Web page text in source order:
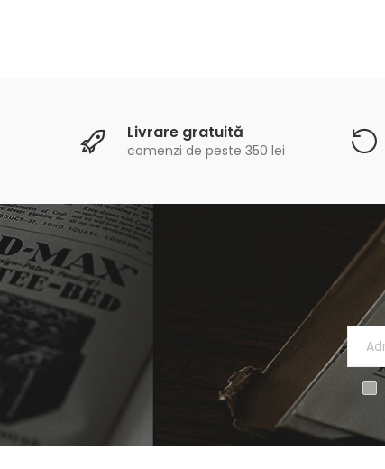
Livrare gratuită
comenzi de peste 350 lei